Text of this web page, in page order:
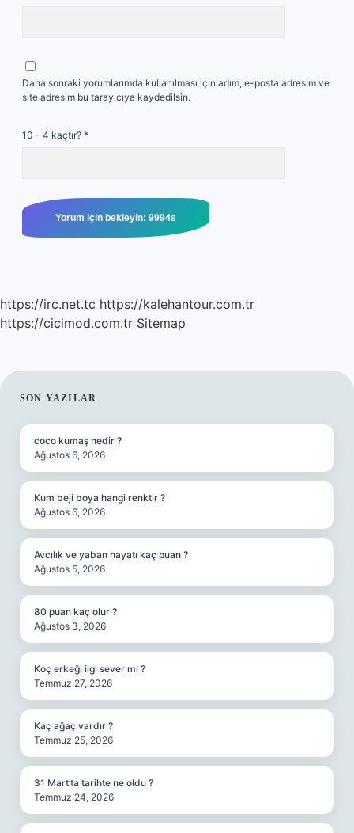
Daha sonraki yorumlarımda kullanılması için adım, e-posta adresim ve
site adresim bu tarayıcıya kaydedilsin.
10 - 4 kaçtır? *
https://irc.net.tc https://kalehantour.com.tr
https://cicimod.com.tr Sitemap
SIDEBAR
SON YAZILAR
coco kumaş nedir ?
Ağustos 6, 2026
Kum beji boya hangi renktir ?
Ağustos 6, 2026
Avcılık ve yaban hayatı kaç puan ?
Ağustos 5, 2026
80 puan kaç olur ?
Ağustos 3, 2026
Koç erkeği ilgi sever mi ?
Temmuz 27, 2026
Kaç ağaç vardır ?
Temmuz 25, 2026
31 Mart’ta tarihte ne oldu ?
Temmuz 24, 2026